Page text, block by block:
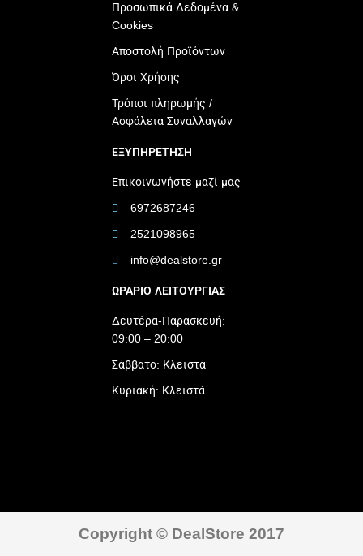
Προσωπικά Δεδομένα &
Cookies
Αποστολή Προϊόντων
Όροι Χρήσης
Τρόποι πληρωμής /
Ασφάλεια Συναλλαγών
ΕΞΥΠΗΡΕΤΗΣΗ
Επικοινωνήστε μαζί μας
6972687246
2521098965
info@dealstore.gr
ΩΡΑΡΙΟ ΛΕΙΤΟΥΡΓΙΑΣ​
Δευτέρα-Παρασκευή:
09:00 – 20:00
Σάββατο: Κλειστά
Κυριακή: Κλειστά
Copyright © DealStore 2017